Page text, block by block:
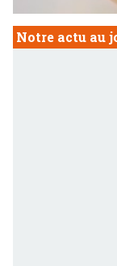
Notre actu au